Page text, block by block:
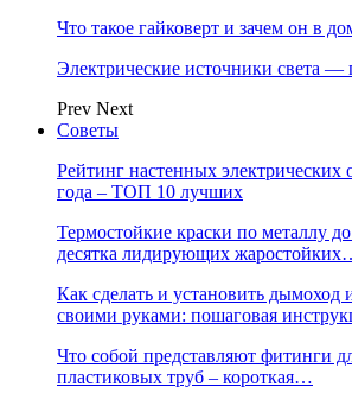
Что такое гайковерт и зачем он в
Электрические источники света —
Prev Next
Советы
Рейтинг настенных электрических
года – ТОП 10 лучших
Термостойкие краски по металлу
десятка лидирующих
Как сделать и установить дымоход
своими руками: пошаговая
Что собой представляют фитинги
пластиковых труб – короткая…